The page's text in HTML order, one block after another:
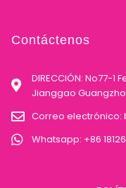
Contáctenos
DIRECCIÓN: No77-
Jianggao
Correo electrónico:
Whatsapp: +86